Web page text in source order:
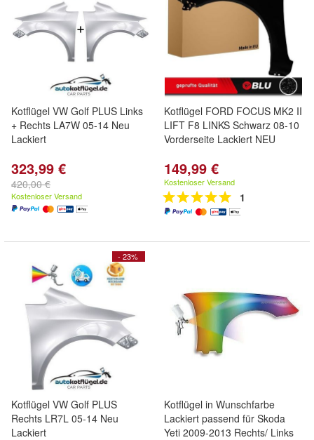
Kotflügel VW Golf PLUS Links
+ Rechts LA7W 05-14 Neu
Lackiert
323,99 €
420,00 €
Kostenloser Versand
Kotflügel FORD FOCUS MK2 II
LIFT F8 LINKS Schwarz 08-10
Vorderseite Lackiert NEU
149,99 €
Kostenloser Versand
1
- 23%
Kotflügel VW Golf PLUS
Rechts LR7L 05-14 Neu
Lackiert
Kotflügel in Wunschfarbe
Lackiert passend für Skoda
Yeti 2009-2013 Rechts/ Links